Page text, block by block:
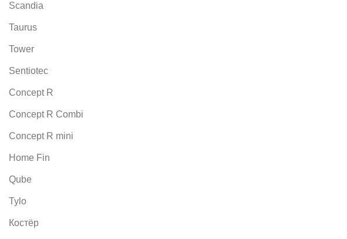
Scandia
Taurus
Tower
Sentiotec
Concept R
Concept R Combi
Concept R mini
Home Fin
Qube
Tylo
Костёр